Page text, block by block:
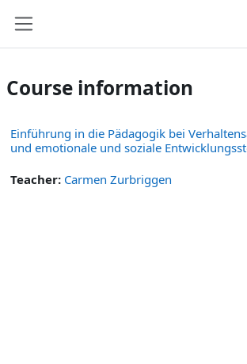
Course information
Einführung in die Pädagogik bei
und emotionale und soziale
Teacher: Carmen Zurbriggen